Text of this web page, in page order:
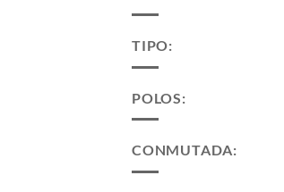
TIPO:
POLOS:
CONMUTADA: